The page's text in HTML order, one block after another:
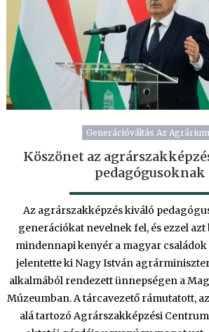
Generációváltás Az
Köszönet az
pedagógusoknak
Az agrárszakképzés kiváló
generációkat nevelnek fel, és ezzel
mindennapi kenyér a magyar
jelentette ki Nagy István
alkalmából rendezett ünnepségen a
Múzeumban. A tárcavezető rámutatott,
alá tartozó Agrárszakképzési